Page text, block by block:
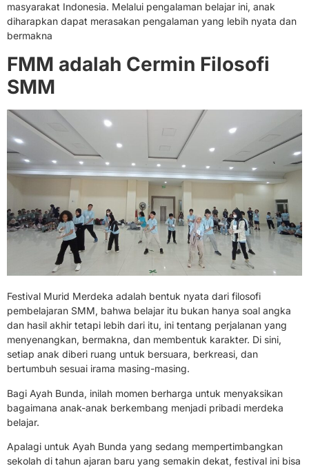
masyarakat Indonesia. Melalui pengalaman belajar ini, anak
diharapkan dapat merasakan pengalaman yang lebih nyata dan
bermakna
FMM adalah Cermin Filosofi
SMM
Festival Murid Merdeka adalah bentuk nyata dari filosofi
pembelajaran SMM, bahwa belajar itu bukan hanya soal angka
dan hasil akhir tetapi lebih dari itu, ini tentang perjalanan yang
menyenangkan, bermakna, dan membentuk karakter. Di sini,
setiap anak diberi ruang untuk bersuara, berkreasi, dan
bertumbuh sesuai irama masing-masing.
Bagi Ayah Bunda, inilah momen berharga untuk menyaksikan
bagaimana anak-anak berkembang menjadi pribadi merdeka
belajar.
Apalagi untuk Ayah Bunda yang sedang mempertimbangkan
sekolah di tahun ajaran baru yang semakin dekat, festival ini bisa